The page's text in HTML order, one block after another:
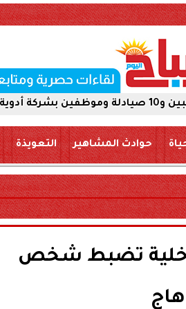
حوادث المشاهير التعويذة
تضبط شخص